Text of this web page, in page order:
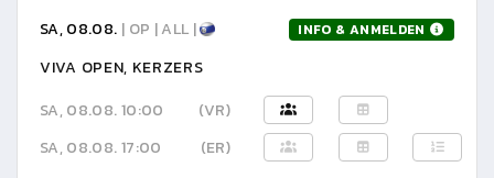
SA, 08.08. | OP | ALL | INFO & ANMELDEN
VIVA OPEN, KERZERS
SA, 08.08. 10:00
(VR)
SA, 08.08. 17:00
(ER)